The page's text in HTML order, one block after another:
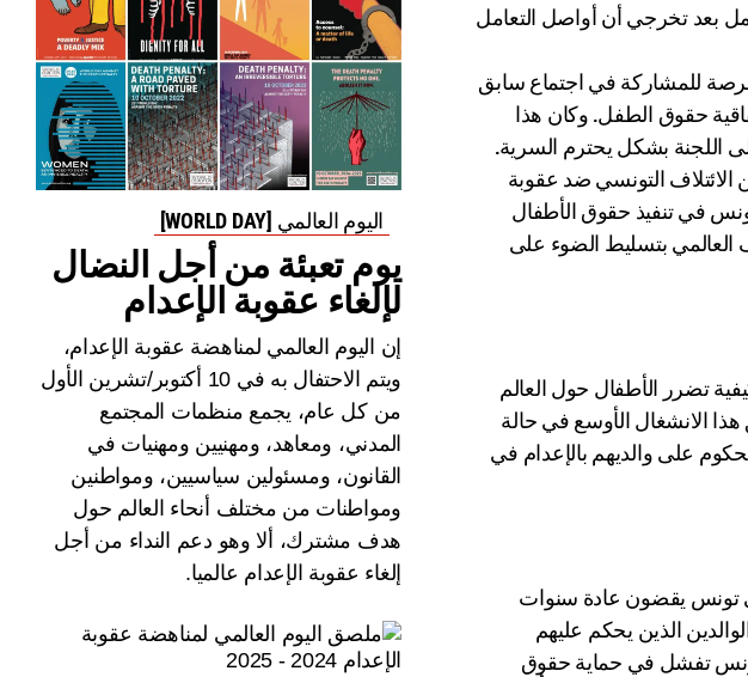
بعد تخرجي أن أواصل التعامل
للمشاركة في اجتماع سابق
حقوق الطفل. وكان هذا
اللجنة بشكل يحترم السرية.
التونسي ضد عقوبة
في تنفيذ حقوق الأطفال
العالمي بتسليط الضوء على
عقوبة الإعدام في 10 أكتوبر/تشرين الأول 2019 تركّز على كيفية تضرر الأطفال حول العالم
الانشغال الأوسع في حالة
على والديهم بالإعدام في
تونس يقضون عادة سنوات
بما أن تونس، لحسن الحظ، أوقفت تنفيذ أحكام الإعدام منذ 1991، فإن الوالدين الذين يحكم عليهم
تونس تفشل في حماية حقوق
اليوم العالمي [WORLD DAY]
يوم تعبئة من أجل النضال
لإلغاء عقوبة الإعدام
إن اليوم العالمي لمناهضة عقوبة الإعدام،
ويتم الاحتفال به في 10 أكتوبر/تشرين الأول
من كل عام، يجمع منظمات المجتمع
المدني، ومعاهد، ومهنيين ومهنيات في
القانون، ومسئولين سياسيين، ومواطنين
ومواطنات من مختلف أنحاء العالم حول
هدف مشترك، ألا وهو دعم النداء من أجل
إلغاء عقوبة الإعدام عالميا.